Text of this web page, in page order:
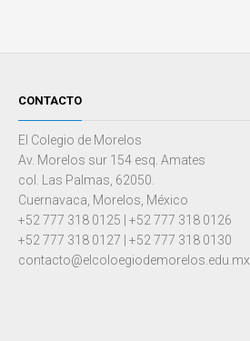
CONTACTO
El Colegio de Morelos
Av. Morelos sur 154 esq. Amates
col. Las Palmas, 62050.
Cuernavaca, Morelos, México
+52 777 318 0125 | +52 777 318 0126
+52 777 318 0127 | +52 777 318 0130
contacto@elcoloegiodemorelos.edu.mx